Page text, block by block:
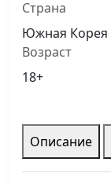
Страна
Южная Корея
Возраст
18+
Описание